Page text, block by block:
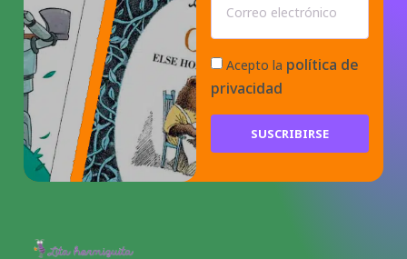
Acepto la política de
privacidad
SUSCRIBIRSE